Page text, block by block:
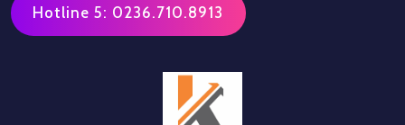
Hotline 5: 0236.710.8913